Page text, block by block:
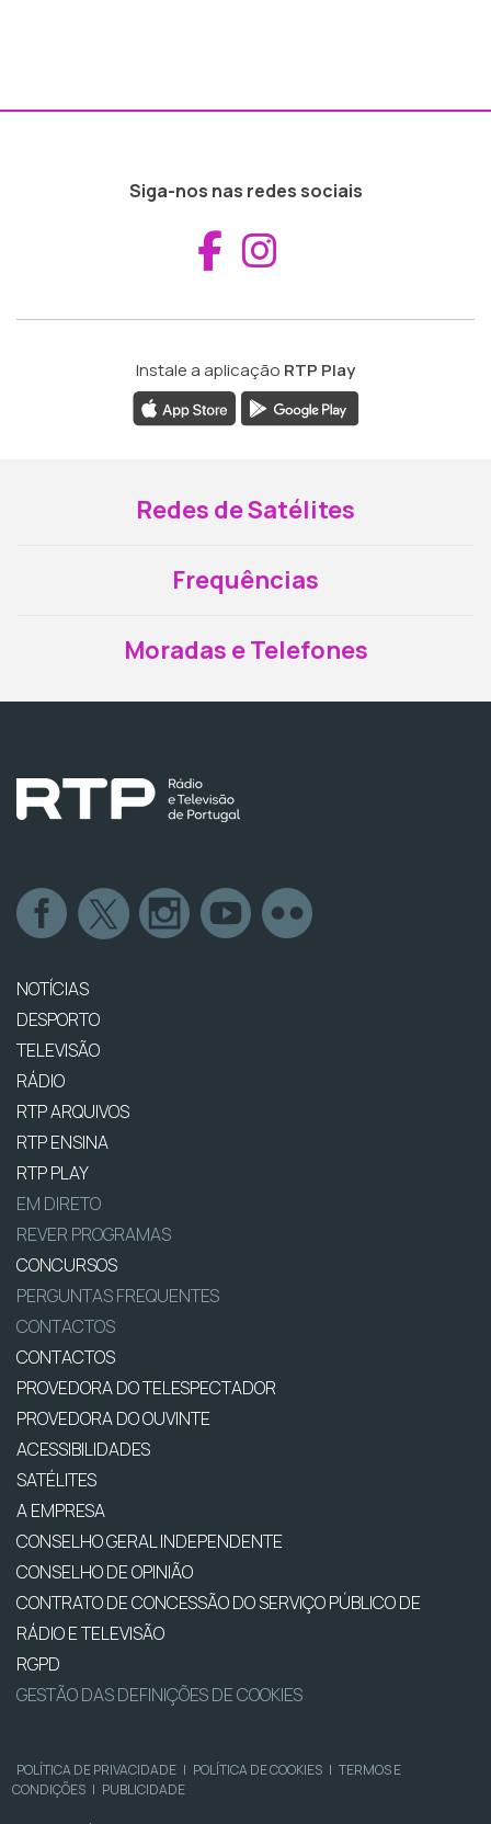
Siga-nos nas redes sociais
Aceder ao
Instale a aplicação RTP Play
Redes de Satélites
Frequências
Moradas e Telefones
NOTÍCIAS
DESPORTO
TELEVISÃO
RÁDIO
RTP ARQUIVOS
RTP ENSINA
RTP PLAY
EM DIRETO
REVER PROGRAMAS
CONCURSOS
PERGUNTAS FREQUENTES
CONTACTOS
CONTACTOS
PROVEDORA DO TELESPECTADOR
PROVEDORA DO OUVINTE
ACESSIBILIDADES
SATÉLITES
A EMPRESA
CONSELHO GERAL INDEPENDENTE
CONSELHO DE OPINIÃO
CONTRATO DE CONCESSÃO DO SERVIÇO PÚBLICO DE
RÁDIO E TELEVISÃO
RGPD
GESTÃO DAS DEFINIÇÕES DE COOKIES
POLÍTICA DE PRIVACIDADE | POLÍTICA DE COOKIES | TERMOS E
CONDIÇÕES | PUBLICIDADE